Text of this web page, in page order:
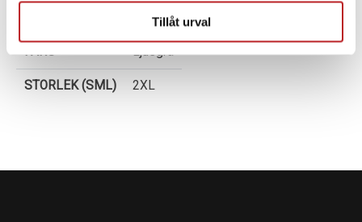
Tillåt urval
SPECIFIKATION
FÄRG Ljusgrå
STORLEK (SML) 2XL